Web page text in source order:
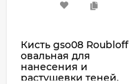
Кисть gso08 Roubloff
овальная для
нанесения и
растушевки теней,